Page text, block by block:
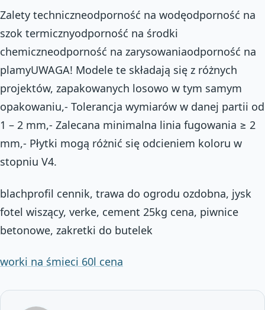
Zalety techniczneodporność na wodęodporność na
szok termicznyodporność na środki
chemiczneodporność na zarysowaniaodporność na
plamyUWAGA! Modele te składają się z różnych
projektów, zapakowanych losowo w tym samym
opakowaniu,- Tolerancja wymiarów w danej partii od
1 – 2 mm,- Zalecana minimalna linia fugowania ≥ 2
mm,- Płytki mogą różnić się odcieniem koloru w
stopniu V4.
blachprofil cennik, trawa do ogrodu ozdobna, jysk
fotel wiszący, verke, cement 25kg cena, piwnice
betonowe, zakretki do butelek
worki na śmieci 60l cena